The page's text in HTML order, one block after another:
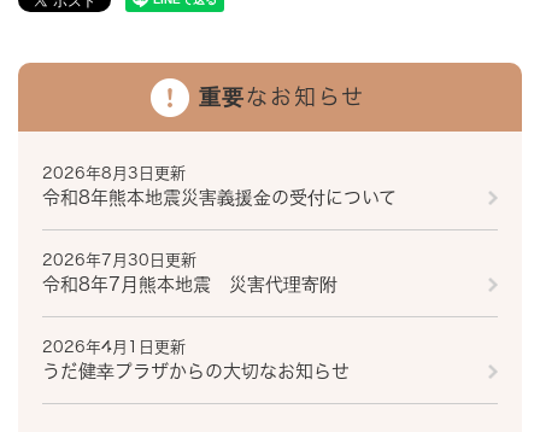
重要なお知らせ
2026年8月3日更新
令和8年熊本地震災害義援金の受付について
2026年7月30日更新
令和8年7月熊本地震 災害代理寄附
2026年4月1日更新
うだ健幸プラザからの大切なお知らせ